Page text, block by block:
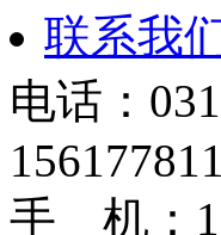
联系我
电话：
手 机：